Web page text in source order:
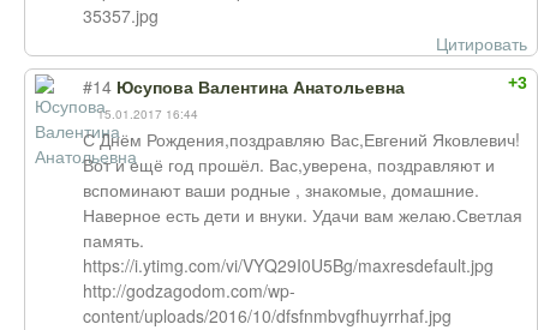
35357.jpg
Цитировать
+3
#14 Юсупова Валентина Анатольевна
15.01.2017 16:44
С Днём Рождения,поздравляю Вас,Евгений Яковлевич!
Вот и ещё год прошёл. Вас,уверена, поздравляют и
вспоминают ваши родные , знакомые, домашние.
Наверное есть дети и внуки. Удачи вам желаю.Светлая
память.
https://i.ytimg.com/vi/VYQ29I0U5Bg/maxresdefault.jpg
http://godzagodom.com/wp-
content/uploads/2016/10/dfsfnmbvgfhuyrrhaf.jpg